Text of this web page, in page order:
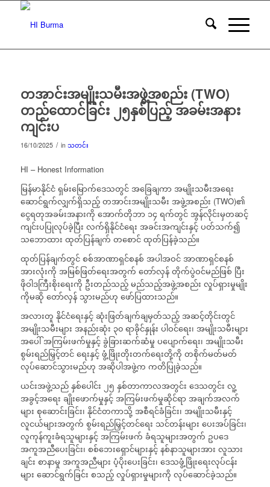
တအာင်းအမျိုးသမီးအဖွဲ့အစည်း (TWO)
တည်ထောင်ခြင်း ၂၅နှစ်ပြည့် အခမ်းအနား
ကျင်းပ
16/10/2025 / in သတင်း
HI – Honest Information
မြန်မာနိုင်ငံ ရှမ်းမြောက်ဒေသတွင် အခြေချကာ အမျိုးသမီးအရေး
ဆောင်ရွက်လျှက်ရှိသည့် တအာင်းအမျိုးသမီး အဖွဲ့အစည်း (TWO)၏
ငွေရတုအခမ်းအနားကို အောက်တိုဘာ ၁၄ ရက်တွင် အွန်လိုင်းမှတဆင့်
ကျင်းပပြုလုပ်ခဲ့ပြီး လက်ရှိနိုင်ငံရေး အခင်းအကျင်းနှင့် ပတ်သက်၍
သဘောထား ထုတ်ပြန်ချက် တစောင် ထုတ်ပြန်ခဲ့သည်။
ထုတ်ပြန်ချက်တွင် စစ်အာဏာရှင်စနစ် အပါအဝင် အာဏာရှင်စနစ်
အားလုံးကို အမြစ်ဖြတ်ရေးအတွက် တော်လှန် တိုက်ပွဲဝင်မည်ဖြစ် ပြီး
ဖိုဝါဒကြီးစိုးရေးကို ဦးတည်သည့် မည်သည့်အဖွဲ့အစည်း လှုပ်ရှားမှုမျိုး
ကိုမဆို တော်လှန် သွားမည်ဟု ဖော်ပြထားသည်။
အလားတူ နိုင်ငံရေးနှင့် ဆုံးဖြတ်ချက်ချမှတ်သည့် အဆင့်တိုင်းတွင်
အမျိုးသမီးများ အနည်းဆုံး ၃၀ ရာခိုင်နှုန်း ပါဝင်ရေး၊ အမျိုးသမီးများ
အပေါ် အကြမ်းဖက်မှုနှင့် ခွဲခြားဆက်ဆံမှု ပပျောက်ရေး၊ အမျိုးသမီး
စွမ်းရည်မြှင့်တင် ရေးနှင့် ဖွံ့ဖြိုးတိုးတက်ရေးတို့ကို တစိုက်မတ်မတ်
လုပ်ဆောင်သွားမည်ဟု အဆိုပါအဖွဲ့က ကတိပြုခဲ့သည်။
ယင်းအဖွဲ့သည် နှစ်ပေါင်း ၂၅ နှစ်တာကာလအတွင်း ဒေသတွင်း လူ့
အခွင့်အရေး ချိုးဖောက်မှုနှင့် အကြမ်းဖက်မှုဆိုင်ရာ အချက်အလက်
များ စုဆောင်းခြင်း၊ နိုင်ငံတကာသို့ အစီရင်ခံခြင်း၊ အမျိုးသမီးနှင့်
လူငယ်များအတွက် စွမ်းရည်မြှင့်တင်ရေး သင်တန်းများ ပေးအပ်ခြင်း၊
လူကုန်ကူးခံရသူများနှင့် အကြမ်းဖက် ခံရသူများအတွက် ဥပဒေ
အကူအညီပေးခြင်း၊ စစ်ဘေးရှောင်များနှင့် နစ်နာသူများအား လူသား
ချင်း စာနာမှု အကူအညီများ ပံ့ပိုးပေးခြင်း၊ ဒေသဖွံ့ဖြိုးရေးလုပ်ငန်း
များ ဆောင်ရွက်ခြင်း စသည့် လှုပ်ရှားမှုများကို လုပ်ဆောင်ခဲ့သည်။